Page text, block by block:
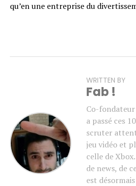
qu’en une entreprise du
WRITTEN BY
Fab !
Co-fondateur
a passé ces
scruter
jeu vidéo et
celle de
de news, de
est